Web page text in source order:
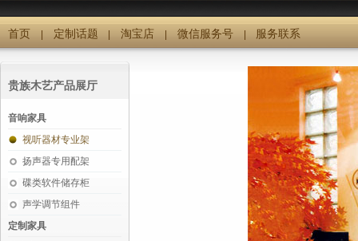
首页 定制话题 淘宝店 微信服务号 服务联系
贵族木艺产品展厅
音响家具
视听器材专业架
扬声器专用配架
碟类软件储存柜
声学调节组件
定制家具